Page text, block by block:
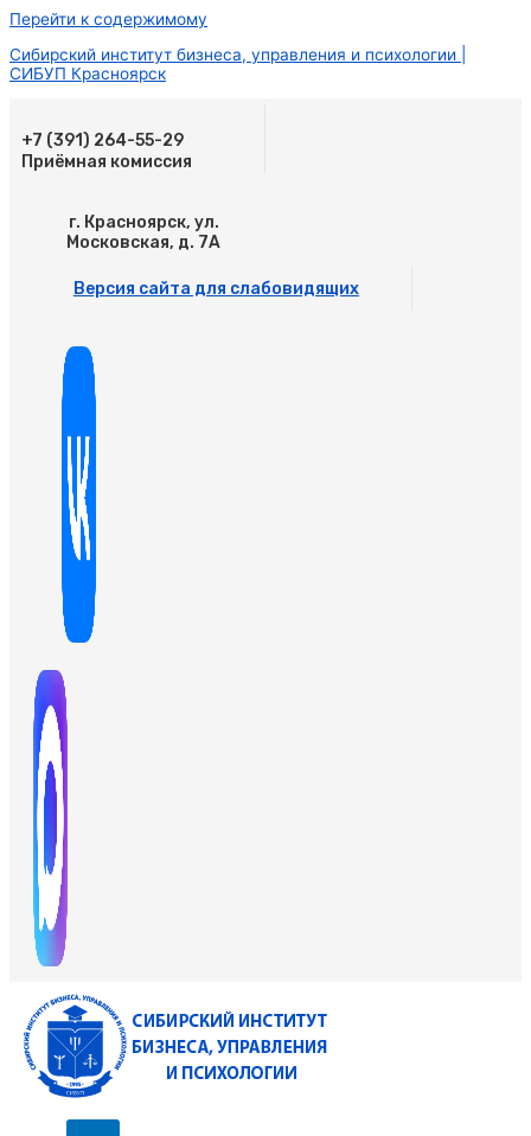
Перейти к содержимому
Сибирский институт бизнеса, управления и психологии |
СИБУП Красноярск
+7 (391) 264-55-29
Приёмная комиссия
г. Красноярск, ул.
Московская, д. 7А
Версия сайта для слабовидящих